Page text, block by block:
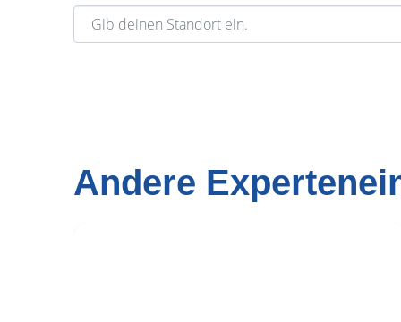
Gib deinen Standort ein.
Andere